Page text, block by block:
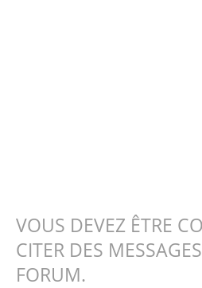
VOUS DEVEZ ÊTRE
CITER DES
FORUM.